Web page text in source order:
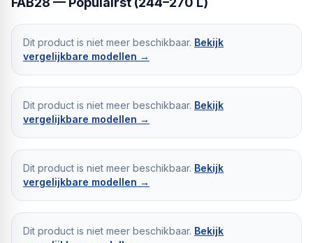
Dit product is niet meer beschikbaar. Bekijk
vergelijkbare modellen →
Dit product is niet meer beschikbaar. Bekijk
vergelijkbare modellen →
Dit product is niet meer beschikbaar. Bekijk
vergelijkbare modellen →
Dit product is niet meer beschikbaar. Bekijk